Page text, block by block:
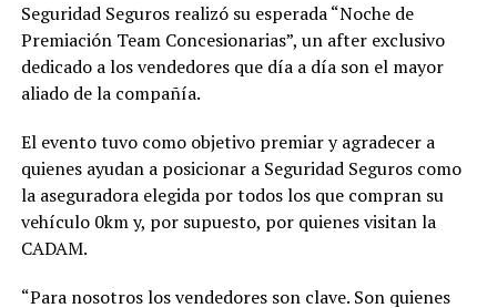
Seguridad Seguros realizó su esperada “Noche de
Premiación Team Concesionarias”, un after exclusivo
dedicado a los vendedores que día a día son el mayor
aliado de la compañía.
El evento tuvo como objetivo premiar y agradecer a
quienes ayudan a posicionar a Seguridad Seguros como
la aseguradora elegida por todos los que compran su
vehículo 0km y, por supuesto, por quienes visitan la
CADAM.
“Para nosotros los vendedores son clave. Son quienes